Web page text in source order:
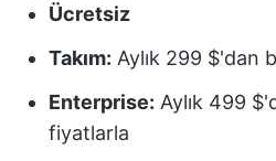
Ücretsiz
Takım: Aylık 299 $'dan
Enterprise: Aylık 499
fiyatlarla